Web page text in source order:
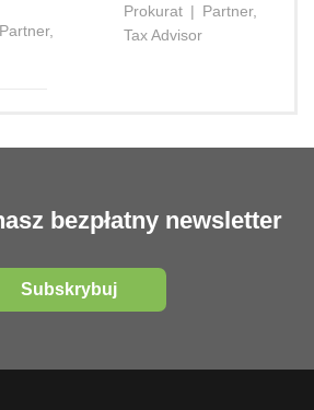
Partner,
Prokurat | Partner,
Tax Advisor
bezpłatny newsletter
Subskrybuj